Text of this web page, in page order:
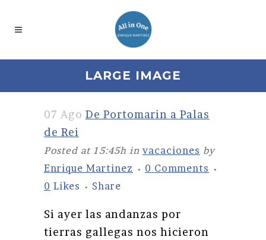
LARGE IMAGE
07 Ago De Portomarin a Palas
de Rei
Posted at 15:45h in vacaciones by
Enrique Martinez
0 Comments
0 Likes Share
Si ayer las andanzas por
tierras gallegas nos hicieron